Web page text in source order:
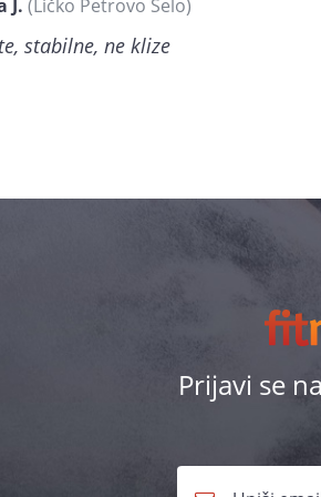
J. (Ličko Petrovo Selo)
stabilne, ne klize
Prijavi se